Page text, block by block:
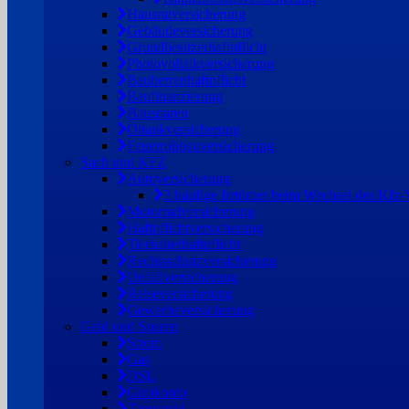
Hausratversicherung
Gebäudeversicherung
Grundbesitzerhaftpflicht
Photovoltaikversicherung
Bauherrenhaftpflicht
Baufinanzierung
Bausparen
Öltankversicherung
Feuerrohbauversicherung
Sach und KFZ
Autoversicherung
3 häufige Irrtümer beim Wechsel des Kfz-
Motorradversicherung
Haftpflichtversicherung
Tierhalterhaftpflicht
Rechtsschutzversicherung
Unfallversicherung
Reiseversicherung
Gewerbeversicherung
Geld und Sparen
Strom
Gas
DSL
Girokonto